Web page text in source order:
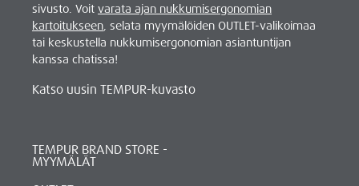
sivusto. Voit varata ajan nukkumisergonomian
kartoitukseen, selata myymälöiden OUTLET-valikoimaa
tai keskustella nukkumisergonomian asiantuntijan
kanssa chatissa!
Katso uusin TEMPUR-kuvasto
TEMPUR BRAND STORE -
MYYMÄLÄT